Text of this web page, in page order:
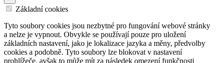
Základní cookies
Tyto soubory cookies jsou nezbytné pro fungování webové stránky
a nelze je vypnout. Obvykle se používají pouze pro uložení
základních nastavení, jako je lokalizace jazyka a měny, předvolby
cookies a podobně. Tyto soubory lze blokovat v nastavení
prohlížeče, avšak to může mít za následek omezení funkčnosti